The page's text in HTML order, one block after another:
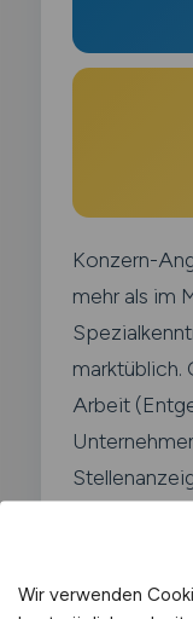
Konzern-
mehr als im
marktüblich.
Arbeit
Wir verwenden